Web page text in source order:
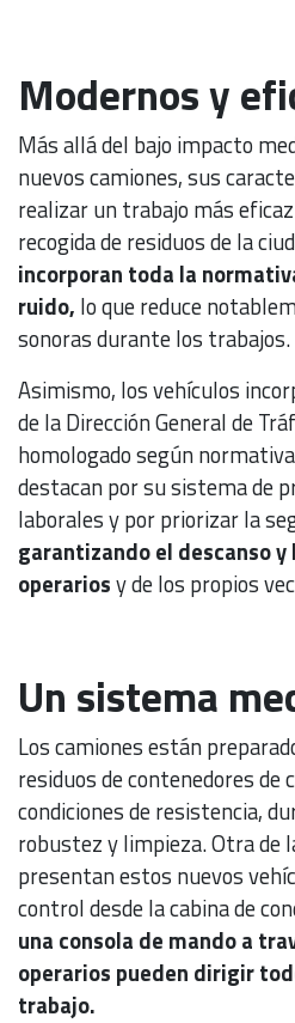
Modernos y
Más allá del bajo impacto
nuevos camiones, sus
realizar un trabajo más
recogida de residuos de la
incorporan toda la
ruido, lo que reduce
sonoras durante los trabajos.
Asimismo, los vehículos
de la Dirección General de
homologado según normativa
destacan por su sistema de
laborales y por priorizar la
garantizando el descanso
operariosy de los propios
Un sistema
Los camiones están
residuos de contenedores
condiciones de resistencia,
robustez y limpieza. Otra de
presentan estos nuevos
control desde la cabina de
una consola de mando a
operarios pueden dirigir
trabajo.